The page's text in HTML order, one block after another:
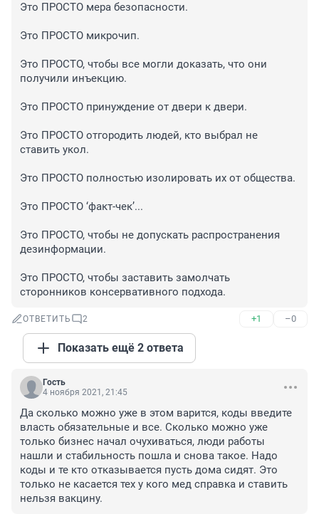
Это ПРОСТО мера безопасности.
Это ПРОСТО микрочип.
Это ПРОСТО, чтобы все могли доказать, что они
получили инъекцию.
Это ПРОСТО принуждение от двери к двери.
Это ПРОСТО отгородить людей, кто выбрал не
ставить укол.
Это ПРОСТО полностью изолировать их от общества.
Это ПРОСТО ‘факт-чек’...
Это ПРОСТО, чтобы не допускать распространения
дезинформации.
Это ПРОСТО, чтобы заставить замолчать
сторонников консервативного подхода.
ОТВЕТИТЬ 2 +1 –0
Показать ещё 2 ответа
Гость
4 ноября 2021, 21:45
Да сколько можно уже в этом варится, коды введите
власть обязательные и все. Сколько можно уже
только бизнес начал очухиваться, люди работы
нашли и стабильность пошла и снова такое. Надо
коды и те кто отказывается пусть дома сидят. Это
только не касается тех у кого мед справка и ставить
нельзя вакцину.